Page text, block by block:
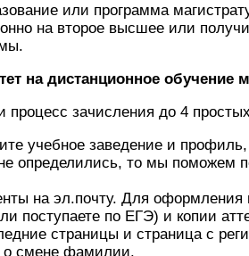
или программа
на второе высшее или
на дистанционное обучение
зачисления до 4
учебное заведение и
определились, то мы поможем
на эл.почту. Для оформления
поступаете по ЕГЭ) и копии
страницы и страница с
о смене фамилии.